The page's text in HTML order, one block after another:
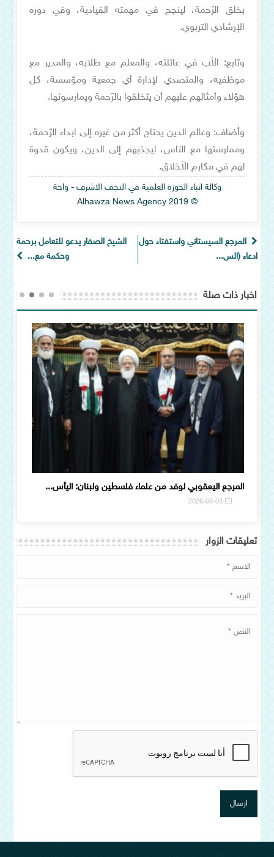
بخلق الرّحمة، لينجح في مهمته القيادية، وفي دوره
الإرشادي التربوي.
وتابع: الأب في عائلته، والمعلم مع طلابه، والمدير مع
موظفيه، والمتصدي لإدارة أي جمعية ومؤسسة، كل
هؤلاء وأمثالهم عليهم أن يتخلقوا بالرّحمة ويمارسونها.
وأضاف: وعالم الدين يحتاج أكثر من غيره إلى ابداء الرّحمة،
وممارستها مع الناس، ليجذبهم إلى الدين، ويكون قدوة
لهم في مكارم الأخلاق.
وكالة انباء الحوزة العلمية في النجف الاشرف - واحة
© Alhawza News Agency 2019
الشيخ الصفار يدعو للتعامل برحمة
وحكمة مع...
المرجع السيستاني واستفتاء حول
ادعاء (الس...
اخبار ذات صلة
المرجع اليعقوبي لوفد من علماء فلسطين ولبنان: اليأس...
2026-08-03
تعلیقات الزوار